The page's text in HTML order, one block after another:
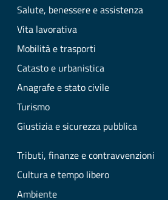
Salute, benessere e assistenza
Vita lavorativa
Mobilità e trasporti
Catasto e urbanistica
Anagrafe e stato civile
Turismo
Giustizia e sicurezza pubblica
Tributi, finanze e contravvenzioni
Cultura e tempo libero
Ambiente